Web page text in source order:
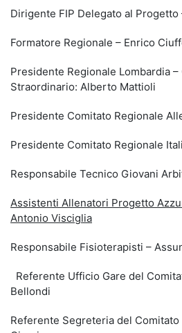
Dirigente FIP Delegato al
Formatore Regionale – Enrico
Presidente Regionale Lombardia
Straordinario: Alberto Mattioli
Presidente Comitato Regionale
Presidente Comitato Regionale
Responsabile Tecnico Giovani
Assistenti Allenatori Progetto
Antonio Visciglia
Responsabile Fisioterapisti –
Referente Ufficio Gare del
Bellondi
Referente Segreteria del Comitato